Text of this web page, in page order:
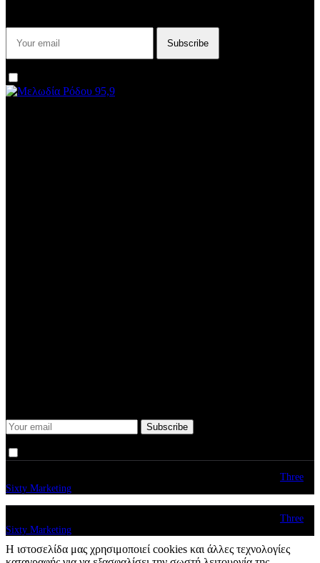
Three
Sixty Marketing
Three
Sixty Marketing
Η ιστοσελίδα μας χρησιμοποιεί cookies και άλλες τεχνολογίες